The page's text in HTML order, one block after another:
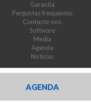
Garantia
Perguntas frequentes
Contacte-nos
Software
Media
Agenda
Notícias
AGENDA